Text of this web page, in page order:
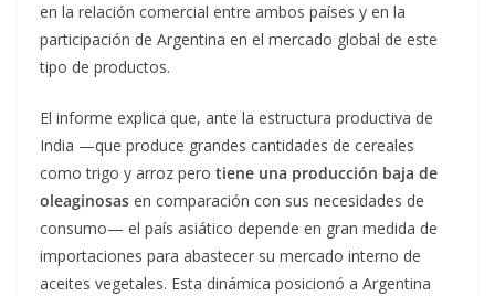
en la relación comercial entre ambos países y en la
participación de Argentina en el mercado global de este
tipo de productos.
El informe explica que, ante la estructura productiva de
India —que produce grandes cantidades de cereales
como trigo y arroz pero tiene una producción baja de
oleaginosas en comparación con sus necesidades de
consumo— el país asiático depende en gran medida de
importaciones para abastecer su mercado interno de
aceites vegetales. Esta dinámica posicionó a Argentina